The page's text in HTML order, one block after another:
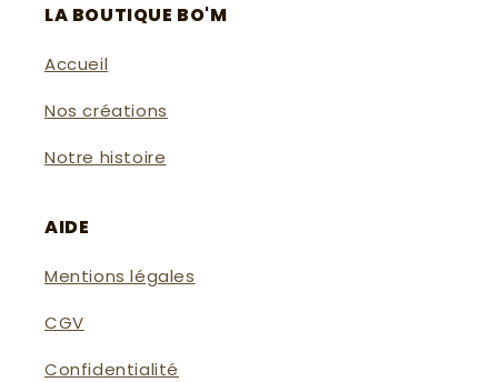
LA BOUTIQUE BO'M
Accueil
Nos créations
Notre histoire
AIDE
Mentions légales
CGV
Confidentialité